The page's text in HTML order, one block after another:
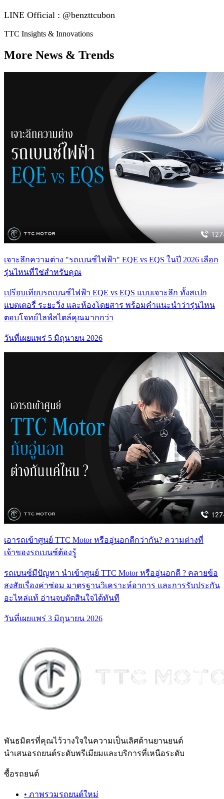
LINE Official : @benzttcubon
TTC Insights & Innovations
More News & Trends
เจาะลึกความต่าง "รถเบนซ์ไฟฟ้า" EQE vs EQS ในปี 2026 เลือก
รุ่นไหนที่ใช่สำหรับคุณ
เปรียบเทียบรถเบนซ์ไฟฟ้า EQE vs EQS แบบเจาะลึก ทั้งสเปก
แบตเตอรี่ ระยะวิ่ง และห้องโดยสาร พร้อมคำแนะนำว่ารุ่นไหน
ตอบโจทย์ไลฟ์สไตล์คุณมากกว่า
วันที่เผยแพร่ 5 มิถุนายน 2026
เอารถเข้าศูนย์ TTC Motor หรืออู่นอกดีกว่ากัน? ความต่างที่
เจ้าของรถเบนซ์ต้องรู้
รถเบนซ์มีปัญหา นำเข้าศูนย์ TTC Motor หรืออู่นอกดี ? คลายข้อ
สงสัยเรื่องค่าซ่อม มาตรฐานวิเคราะห์อาการ และการรับประกัน
อะไหล่แท้ อ่านจบตัดสินใจได้ทันที
วันที่เผยแพร่ 3 มิถุนายน 2026
พันธมิตรที่คุณไว้วางใจในความเป็นเลิศด้านยานยนต์
นำเสนอรถยนต์ระดับพรีเมียมและบริการที่เหนือระดับ
ซื้อรถยนต์
• ภาพรวมรถยนต์ใหม่